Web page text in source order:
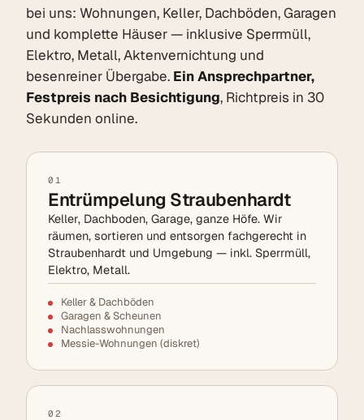
bei uns: Wohnungen, Keller, Dachböden, Garagen
und komplette Häuser — inklusive Sperrmüll,
Elektro, Metall, Aktenvernichtung und
besenreiner Übergabe. Ein Ansprechpartner,
Festpreis nach Besichtigung, Richtpreis in 30
Sekunden online.
01
Entrümpelung Straubenhardt
Keller, Dachboden, Garage, ganze Höfe. Wir
räumen, sortieren und entsorgen fachgerecht in
Straubenhardt und Umgebung — inkl. Sperrmüll,
Elektro, Metall.
Keller & Dachböden
Garagen & Scheunen
Nachlasswohnungen
Messie-Wohnungen (diskret)
02